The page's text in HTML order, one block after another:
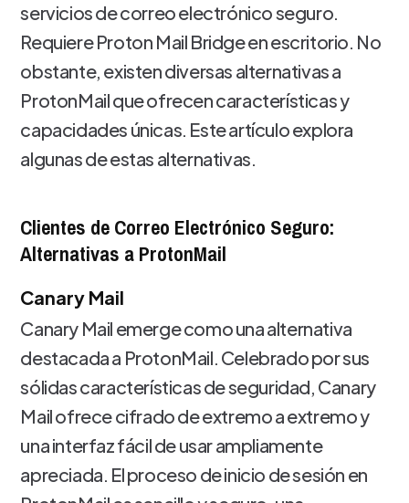
servicios de correo electrónico seguro.
Requiere Proton Mail Bridge en escritorio. No
obstante, existen diversas alternativas a
ProtonMail que ofrecen características y
capacidades únicas. Este artículo explora
algunas de estas alternativas.
Clientes de Correo Electrónico Seguro:
Alternativas a ProtonMail
Canary Mail
Canary Mail emerge como una alternativa
destacada a ProtonMail. Celebrado por sus
sólidas características de seguridad, Canary
Mail ofrece cifrado de extremo a extremo y
una interfaz fácil de usar ampliamente
apreciada. El proceso de inicio de sesión en